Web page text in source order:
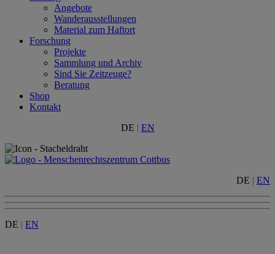
Angebote
Wanderausstellungen
Material zum Haftort
Forschung
Projekte
Sammlung und Archiv
Sind Sie Zeitzeuge?
Beratung
Shop
Kontakt
DE | EN
DE | EN
DE | EN